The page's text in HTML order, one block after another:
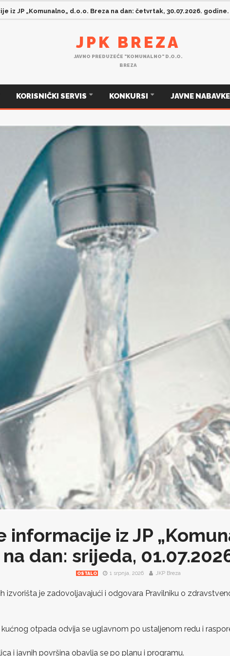
iz JP „Komunalno„ d.o.o. Breza na dan: četvrtak, 30.07.2026. godine.
JPK BREZA
JAVNO PREDUZEĆE "KOMUNALNO" D.O.O.
BREZA
KORISNIČKI SERVIS KONKURSI JAVNE NABAVKE
informacije iz JP
dan: srijeda,
OSTALO 1 srpnja, 2026 JKP Breza
izvorišta je zadovoljavajući i odgovara Pravilniku o
otpada odvija se uglavnom po ustaljenom redu i
i javnih površina obavlja se po planu i programu.